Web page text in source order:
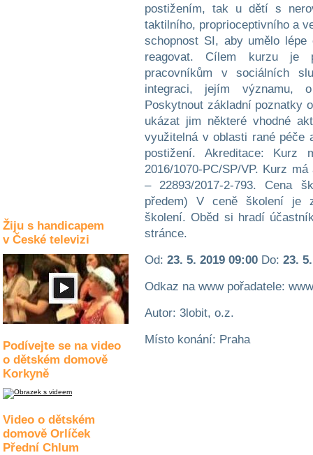
Žiju s handicapem
v České televizi
Podívejte se na video
o dětském domově
Korkyně
Video o dětském
domově Orlíček
Přední Chlum
postižením, tak u dětí s
taktilního, proprioceptivního a
schopnost SI, aby umělo
reagovat. Cílem kurzu je
pracovníkům v sociálních
integraci, jejím významu,
Poskytnout základní poznatky
ukázat jim některé vhodné
využitelná v oblasti rané péče
postižení. Akreditace: Kurz
2016/1070-PC/SP/VP. Kurz
– 22893/2017-2-793. Cena
předem) V ceně školení je
školení. Oběd si hradí
stránce.
Od: 23. 5. 2019 09:00 Do: 23.
Odkaz na www pořadatele:
Autor: 3lobit, o.z.
Místo konání: Praha